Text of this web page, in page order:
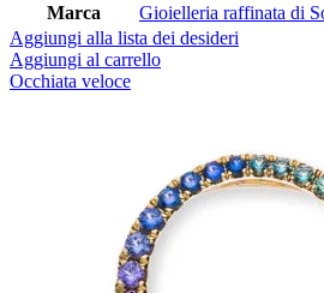
Marca
Gioielleria raffinata di
Aggiungi alla lista dei desideri
Aggiungi al carrello
Occhiata veloce